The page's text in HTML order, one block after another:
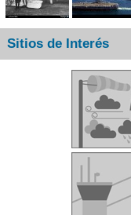
Sitios de Interés